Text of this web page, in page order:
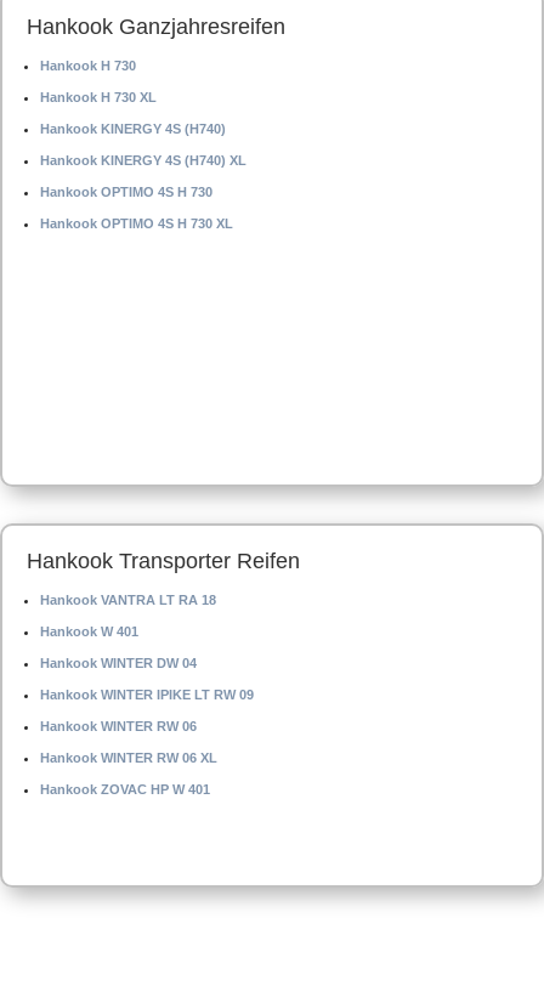
Hankook Ganzjahresreifen
Hankook H 730
Hankook H 730 XL
Hankook KINERGY 4S (H740)
Hankook KINERGY 4S (H740) XL
Hankook OPTIMO 4S H 730
Hankook OPTIMO 4S H 730 XL
Hankook Transporter Reifen
Hankook VANTRA LT RA 18
Hankook W 401
Hankook WINTER DW 04
Hankook WINTER IPIKE LT RW 09
Hankook WINTER RW 06
Hankook WINTER RW 06 XL
Hankook ZOVAC HP W 401